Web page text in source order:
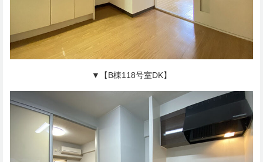
▼【B棟118号室DK】